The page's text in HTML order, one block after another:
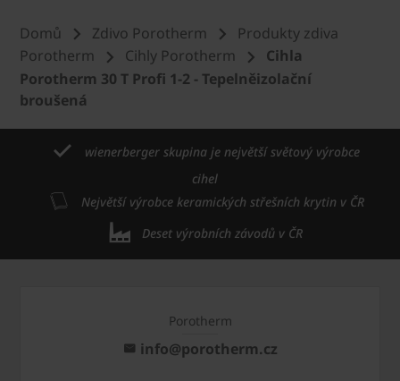
Domů Zdivo Porotherm
Produkty zdiva
Porotherm
Cihly Porotherm
Cihla
Porotherm 30 T Profi 1-2 - Tepelněizolační
broušená
wienerberger skupina je největší světový výrobce
cihel
Největší výrobce keramických střešních krytin v ČR
Deset výrobních závodů v ČR
Porotherm
info@porotherm.cz